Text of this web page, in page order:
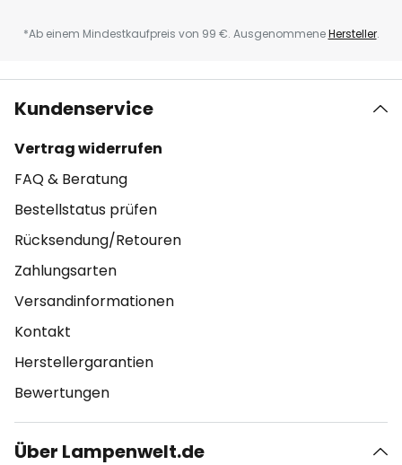
*Ab einem Mindestkaufpreis von 99 €. AusgenommeneHersteller.
Kundenservice
Vertrag widerrufen
FAQ & Beratung
Bestellstatus prüfen
Rücksendung/Retouren
Zahlungsarten
Versandinformationen
Kontakt
Herstellergarantien
Bewertungen
Über Lampenwelt.de